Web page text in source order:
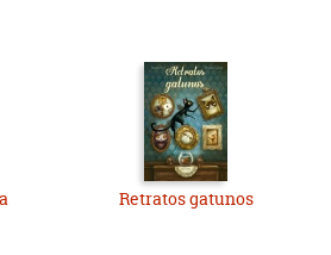
Retratos gatunos